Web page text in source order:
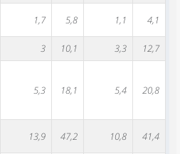
1,7 5,8 1,1 4,1
3 10,1 3,3
12,7
5,3 18,1 5,4 20,8
13,9 47,2 10,8 41,4